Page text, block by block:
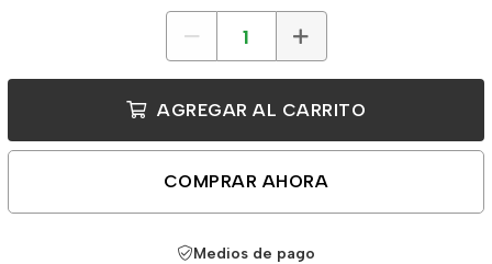
AGREGAR AL CARRITO
COMPRAR AHORA
Medios de pago